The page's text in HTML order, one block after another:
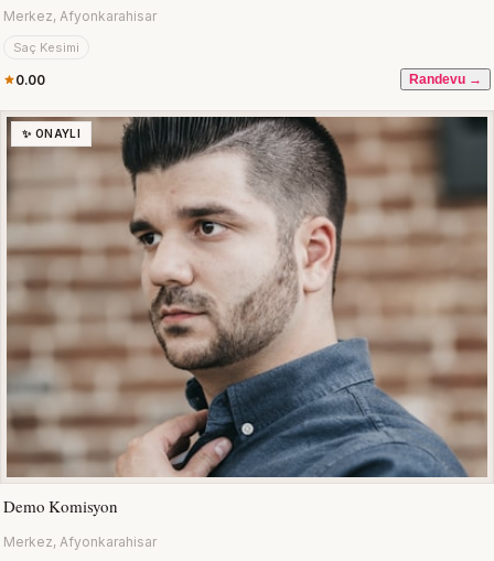
Merkez, Afyonkarahisar
Saç Kesimi
0.00 Randevu →
✨ ONAYLI
Demo Komisyon
Merkez, Afyonkarahisar